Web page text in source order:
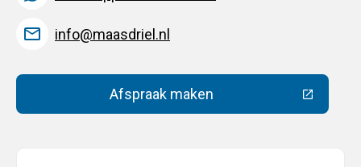
info@maasdriel.nl
Afspraak maken(Deze link gaat naar een